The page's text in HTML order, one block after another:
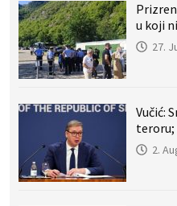
u koji
27.
Vučić:
teroru;
2.